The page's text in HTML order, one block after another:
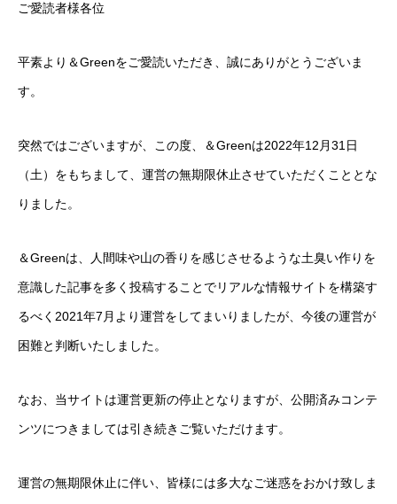
ご愛読者様各位
平素より＆Greenをご愛読いただき、誠にありがとうございま
す。
突然ではございますが、この度、＆Greenは2022年12月31日
（土）をもちまして、運営の無期限休止させていただくこととな
りました。
＆Greenは、人間味や山の香りを感じさせるような土臭い作りを
意識した記事を多く投稿することでリアルな情報サイトを構築す
るべく2021年7月より運営をしてまいりましたが、今後の運営が
困難と判断いたしました。
なお、当サイトは運営更新の停止となりますが、公開済みコンテ
ンツにつきましては引き続きご覧いただけます。
運営の無期限休止に伴い、皆様には多大なご迷惑をおかけ致しま